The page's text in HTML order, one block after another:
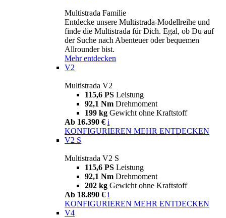
Multistrada Familie
Entdecke unsere Multistrada-Modellreihe und
finde die Multistrada für Dich. Egal, ob Du auf
der Suche nach Abenteuer oder bequemen
Allrounder bist.
Mehr entdecken
V2
Multistrada V2
115,6 PS Leistung
92,1 Nm Drehmoment
199 kg Gewicht ohne Kraftstoff
Ab 16.390 € i
KONFIGURIEREN MEHR ENTDECKEN
V2 S
Multistrada V2 S
115,6 PS Leistung
92,1 Nm Drehmoment
202 kg Gewicht ohne Kraftstoff
Ab 18.890 € i
KONFIGURIEREN MEHR ENTDECKEN
V4